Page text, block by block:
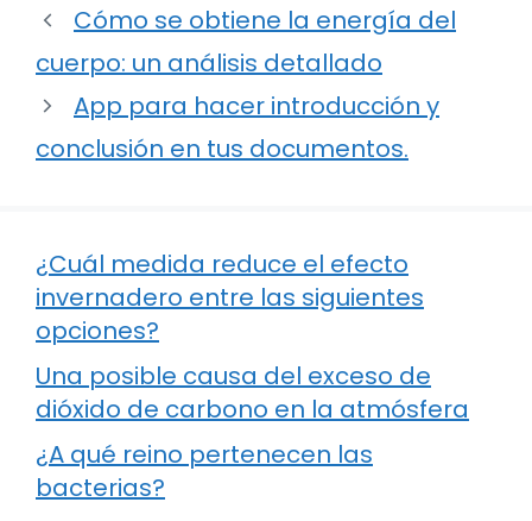
Cómo se obtiene la energía del
cuerpo: un análisis detallado
App para hacer introducción y
conclusión en tus documentos.
¿Cuál medida reduce el efecto
invernadero entre las siguientes
opciones?
Una posible causa del exceso de
dióxido de carbono en la atmósfera
¿A qué reino pertenecen las
bacterias?